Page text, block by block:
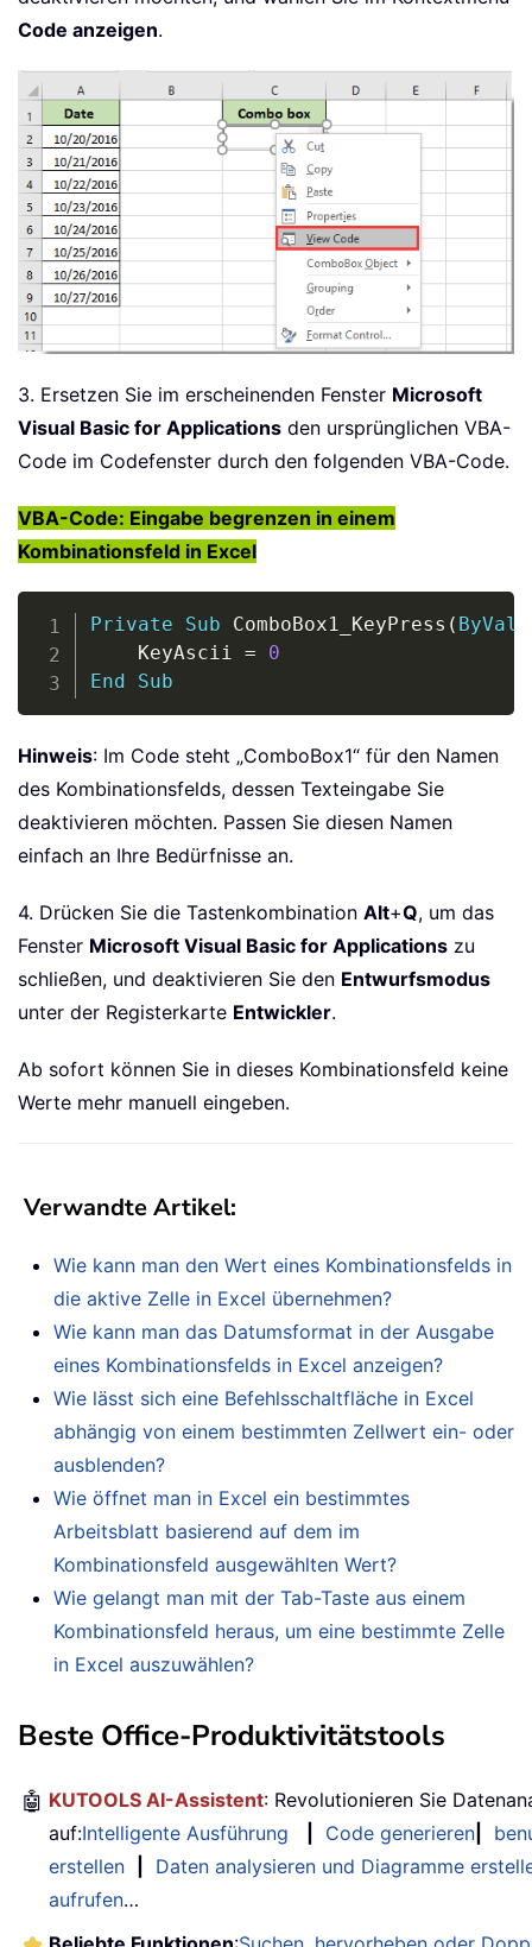
Code anzeigen.
3. Ersetzen Sie im erscheinenden Fenster Microsoft
Visual Basic for Applications den ursprünglichen VBA-
Code im Codefenster durch den folgenden VBA-Code.
VBA-Code: Eingabe begrenzen in einem
Kombinationsfeld in Excel
Private Sub ComboBox1_KeyPress ( ByVal
    KeyAscii
=
0
End
Sub
Copy
Hinweis: Im Code steht „ComboBox1“ für den Namen
des Kombinationsfelds, dessen Texteingabe Sie
deaktivieren möchten. Passen Sie diesen Namen
einfach an Ihre Bedürfnisse an.
4. Drücken Sie die Tastenkombination Alt+Q, um das
Fenster Microsoft Visual Basic for Applications zu
schließen, und deaktivieren Sie den Entwurfsmodus
unter der Registerkarte Entwickler.
Ab sofort können Sie in dieses Kombinationsfeld keine
Werte mehr manuell eingeben.
Verwandte Artikel:
Wie kann man den Wert eines Kombinationsfelds in
die aktive Zelle in Excel übernehmen?
Wie kann man das Datumsformat in der Ausgabe
eines Kombinationsfelds in Excel anzeigen?
Wie lässt sich eine Befehlsschaltfläche in Excel
abhängig von einem bestimmten Zellwert ein- oder
ausblenden?
Wie öffnet man in Excel ein bestimmtes
Arbeitsblatt basierend auf dem im
Kombinationsfeld ausgewählten Wert?
Wie gelangt man mit der Tab-Taste aus einem
Kombinationsfeld heraus, um eine bestimmte Zelle
in Excel auszuwählen?
Beste Office-Produktivitätstools
🤖 KUTOOLS AI-Assistent: Revolutionieren Sie
auf:Intelligente Ausführung Code generieren
erstellen
Daten analysieren und Diagramme
aufrufen…